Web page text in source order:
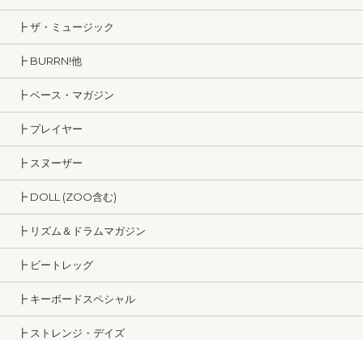
┣ ザ・ミュージック
┣ BURRN!他
┣ ベース・マガジン
┣ プレイヤー
┣ スヌーザー
┣ DOLL (ZOO含む)
┣ リズム＆ドラムマガジン
┣ ビートレッグ
┣ キーボードスペシャル
┣ ストレンジ・デイズ